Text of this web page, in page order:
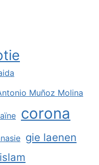
Muñoz Molina
corona
gie laenen
islam